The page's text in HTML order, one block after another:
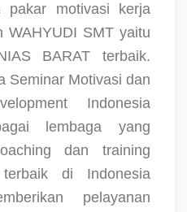
motivasi kerja
WAHYUDI SMT yaitu
BARAT terbaik.
Seminar Motivasi dan
Indonesia
lembaga yang
dan training
di Indonesia
pelayanan